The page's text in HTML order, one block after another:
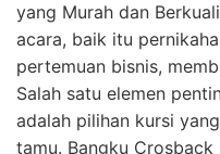
yang Murah dan
acara, baik itu
pertemuan bisnis,
Salah satu elemen
adalah pilihan kursi
tamu. Bangku